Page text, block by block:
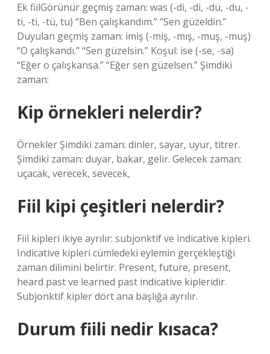
Ek fiilGörünür geçmiş zaman: was (-di, -di, -dü, -du, -
ti, -ti, -tü, tu) “Ben çalışkandım.” “Sen güzeldin.”
Duyulan geçmiş zaman: imiş (-miş, -mış, -muş, -muş)
“O çalışkandı.” “Sen güzelsin.” Koşul: ise (-se, -sa)
“Eğer o çalışkansa.” “Eğer sen güzelsen.” Şimdiki
zaman:
Kip örnekleri nelerdir?
Örnekler Şimdiki zaman: dinler, sayar, uyur, titrer.
Şimdiki zaman: duyar, bakar, gelir. Gelecek zaman:
uçacak, verecek, sevecek,
Fiil kipi çeşitleri nelerdir?
Fiil kipleri ikiye ayrılır: subjonktif ve indicative kipleri.
Indicative kipleri cümledeki eylemin gerçekleştiği
zaman dilimini belirtir. Present, future, present,
heard past ve learned past indicative kipleridir.
Subjonktif kipler dört ana başlığa ayrılır.
Durum fiili nedir kısaca?